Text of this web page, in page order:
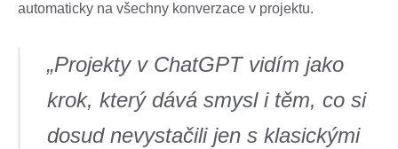
automaticky na všechny konverzace v projektu.
„Projekty v ChatGPT vidím jako
krok, který dává smysl i těm, co si
dosud nevystačili jen s klasickými